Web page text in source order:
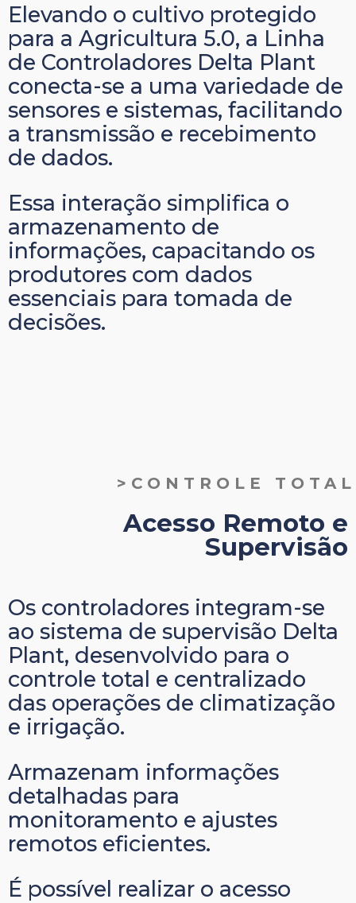
Elevando o cultivo protegido
para a Agricultura 5.0, a Linha
de Controladores Delta Plant
conecta-se a uma variedade de
sensores e sistemas, facilitando
a transmissão e recebimento
de dados.
Essa interação simplifica o
armazenamento de
informações, capacitando os
produtores com dados
essenciais para tomada de
decisões.
>CONTROLE TOTAL
Acesso Remoto e
Supervisão
Os controladores integram-se
ao sistema de supervisão Delta
Plant, desenvolvido para o
controle total e centralizado
das operações de climatização
e irrigação.
Armazenam informações
detalhadas para
monitoramento e ajustes
remotos eficientes.
É possível realizar o acesso